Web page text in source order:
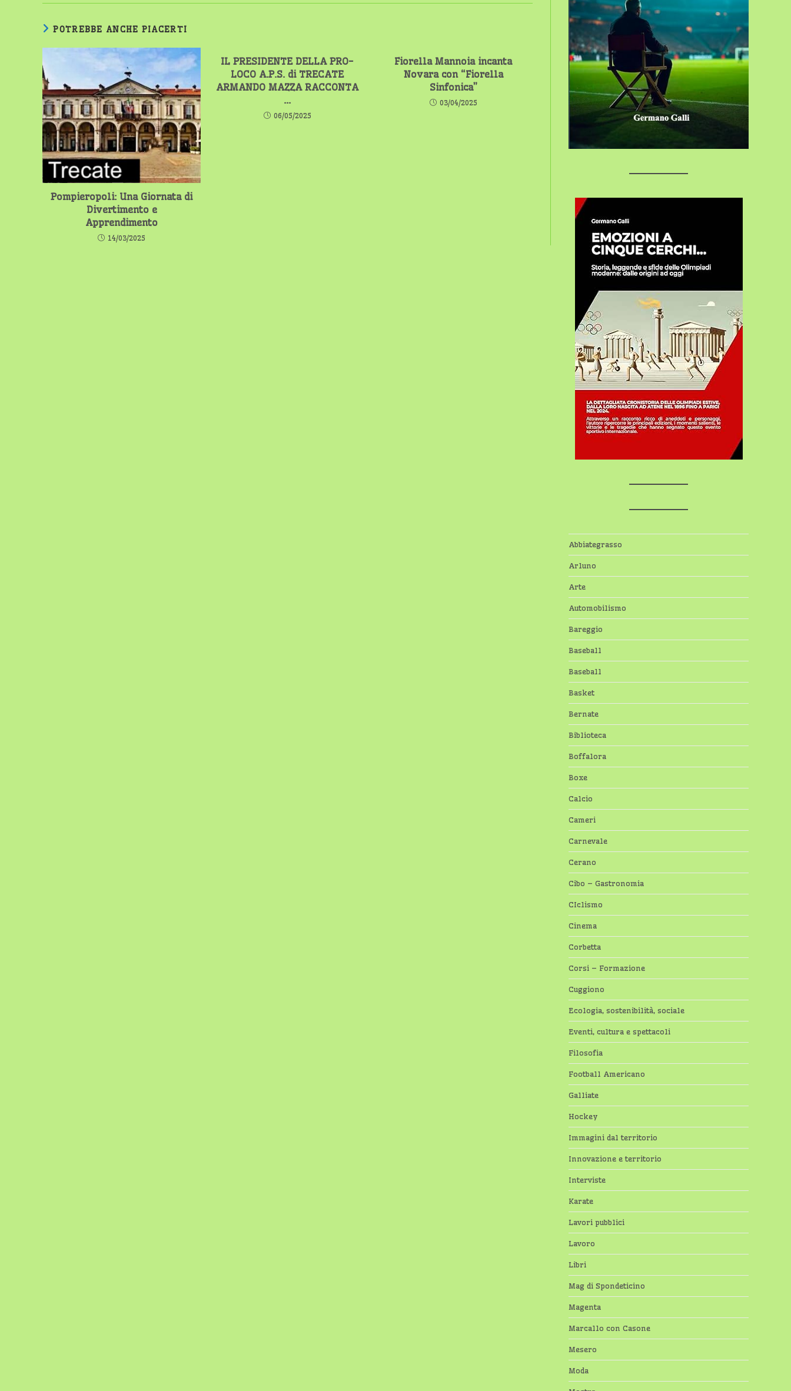
POTREBBE ANCHE PIACERTI
Pompieropoli: Una Giornata di
Divertimento e
Apprendimento
14/03/2025
IL PRESIDENTE DELLA PRO-
LOCO A.P.S. di TRECATE
ARMANDO MAZZA RACCONTA
…
06/05/2025
Fiorella Mannoia incanta
Novara con “Fiorella
Sinfonica”
03/04/2025
Abbiategrasso
Arluno
Arte
Automobilismo
Bareggio
Baseball
Baseball
Basket
Bernate
Biblioteca
Boffalora
Boxe
Calcio
Cameri
Carnevale
Cerano
Cibo – Gastronomia
CIclismo
Cinema
Corbetta
Corsi – Formazione
Cuggiono
Ecologia, sostenibilità, sociale
Eventi, cultura e spettacoli
Filosofia
Football Americano
Galliate
Hockey
Immagini dal territorio
Innovazione e territorio
Interviste
Karate
Lavori pubblici
Lavoro
Libri
Mag di Spondeticino
Magenta
Marcallo con Casone
Mesero
Moda